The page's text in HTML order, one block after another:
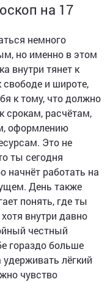
на 17
немного
но именно в этом
внутри тянет к
и широте,
к тому, что должно
срокам, расчётам,
оформлению
Это не
ты сегодня
начнёт работать на
День также
понять, где ты
внутри давно
честный
гораздо больше
лёгкий
чувство